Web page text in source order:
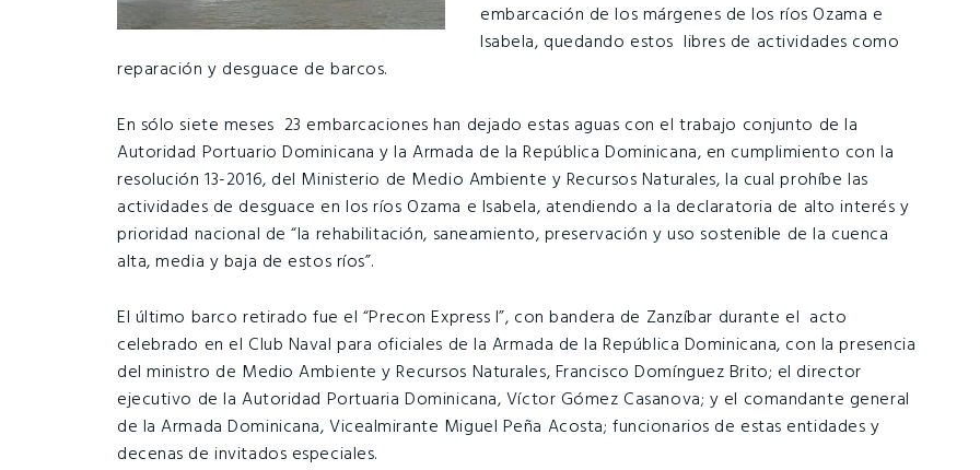
embarcación de los márgenes de los ríos Ozama e
Isabela, quedando estos libres de actividades como
reparación y desguace de barcos.
En sólo siete meses 23 embarcaciones han dejado estas aguas con el trabajo conjunto de la
Autoridad Portuario Dominicana y la Armada de la República Dominicana, en cumplimiento con la
resolución 13-2016, del Ministerio de Medio Ambiente y Recursos Naturales, la cual prohíbe las
actividades de desguace en los ríos Ozama e Isabela, atendiendo a la declaratoria de alto interés y
prioridad nacional de “la rehabilitación, saneamiento, preservación y uso sostenible de la cuenca
alta, media y baja de estos ríos”.
El último barco retirado fue el “Precon Express I”, con bandera de Zanzíbar durante el acto
celebrado en el Club Naval para oficiales de la Armada de la República Dominicana, con la presencia
del ministro de Medio Ambiente y Recursos Naturales, Francisco Domínguez Brito; el director
ejecutivo de la Autoridad Portuaria Dominicana, Víctor Gómez Casanova; y el comandante general
de la Armada Dominicana, Vicealmirante Miguel Peña Acosta; funcionarios de estas entidades y
decenas de invitados especiales.